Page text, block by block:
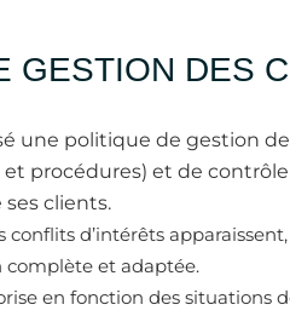
GESTION DES
une politique de gestion
et procédures) et de
clients.
conflits d’intérêts
et adaptée.
en fonction des situations